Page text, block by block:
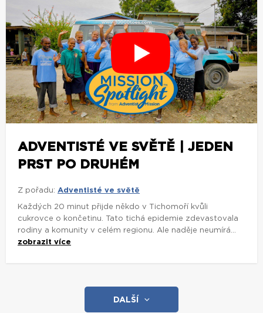
ADVENTISTÉ VE SVĚTĚ | JEDEN
PRST PO DRUHÉM
Z pořadu: Adventisté ve světě
Každých 20 minut přijde někdo v Tichomoří kvůli
cukrovce o končetinu. Tato tichá epidemie zdevastovala
rodiny a komunity v celém regionu. Ale naděje neumírá...
zobrazit více
DALŠÍ